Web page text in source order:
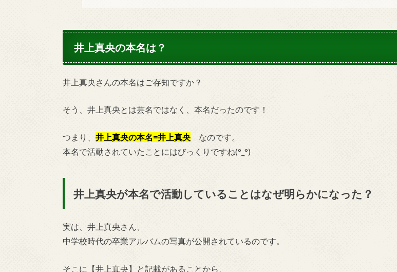
井上真央の本名は？
井上真央さんの本名はご存知ですか？
そう、井上真央とは芸名ではなく、本名だったのです！
つまり、 井上真央の本名=井上真央 なのです。
本名で活動されていたことにはびっくりですね(°_°)
井上真央が本名で活動していることはなぜ明らかになった？
実は、井上真央さん、
中学校時代の卒業アルバムの写真が公開されているのです。
そこに【井上真央】と記載があることから、